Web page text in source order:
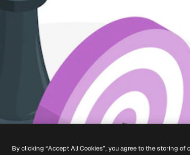
By clicking “Accept All Cookies”, you agree to the storing of